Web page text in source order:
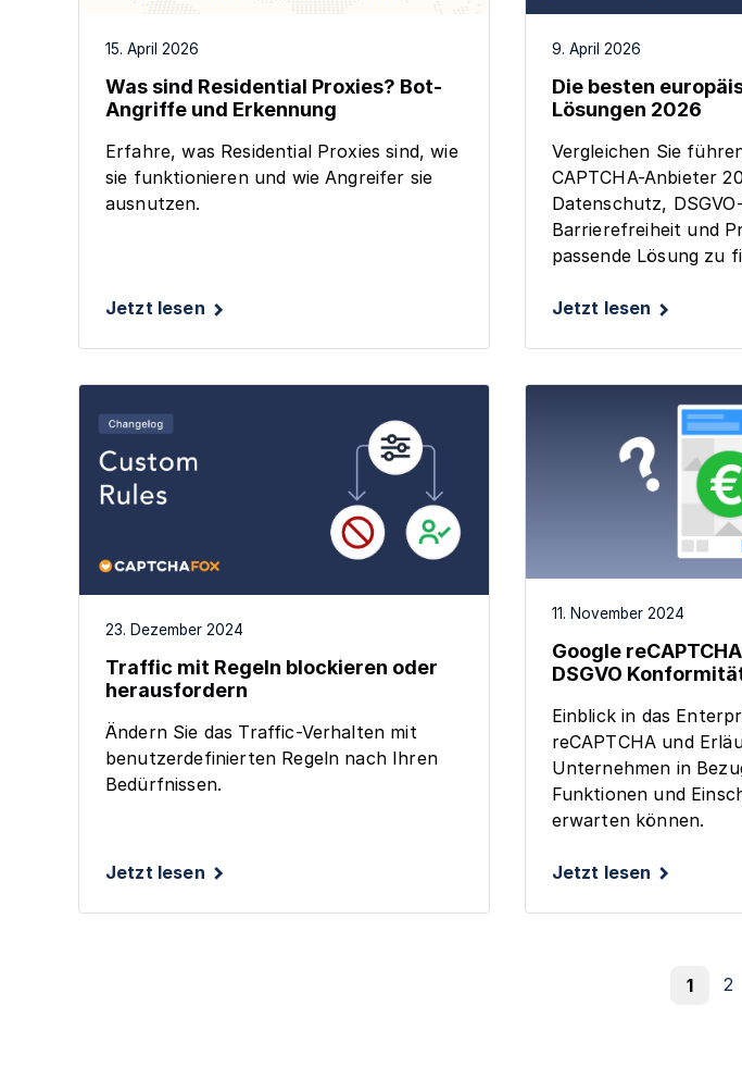
15. April 2026
Was sind Residential Proxies? Bot-
Angriffe und Erkennung
Erfahre, was Residential Proxies sind, wie
sie funktionieren und wie Angreifer sie
ausnutzen.
Jetzt lesen
9. April 2026
Die besten
Lösungen 2026
Vergleichen Sie
CAPTCHA-Anbieter
Datenschutz,
Barrierefreiheit und
passende Lösung zu
Jetzt lesen
23. Dezember 2024
Traffic mit Regeln blockieren oder
herausfordern
Ändern Sie das Traffic-Verhalten mit
benutzerdefinierten Regeln nach Ihren
Bedürfnissen.
Jetzt lesen
11. November 2024
Google
DSGVO
Einblick in das
reCAPTCHA und
Unternehmen in
Funktionen und
erwarten können.
Jetzt lesen
1 2